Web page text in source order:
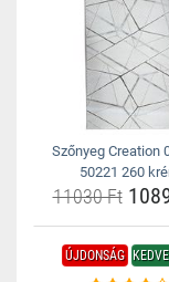
Szőnyeg Creation
50221 260
11030 Ft
ÚJDONSÁG